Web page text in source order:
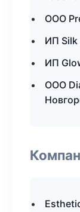
ООО
ИП
ИП
ООО